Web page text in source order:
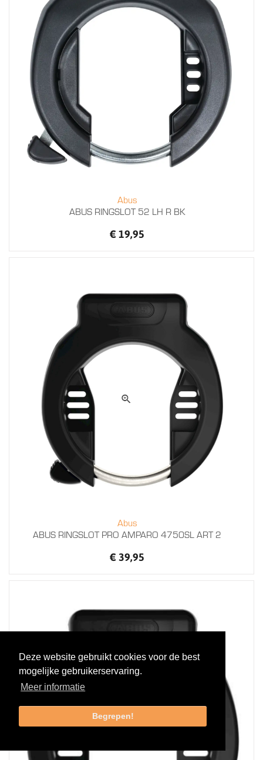
Deze website gebruikt cookies voor de best
mogelijke gebruikerservaring.
Meer informatie
Begrepen!
Abus
ABUS RINGSLOT 52 LH R BK
€ 19,95
Abus
ABUS RINGSLOT PRO AMPARO 4750SL ART 2
€ 39,95